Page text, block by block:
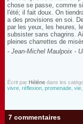
chose se passe, comme
l'été; il fait doux. On
a des provisions en soi.
par les yeux, les heures,
subsister sans chagrins.
pleines charrettes de
- Jean-Michel Maulpoix -
Écrit par Hélène dans les
vivre réflexion promenade vie
7 commentaires